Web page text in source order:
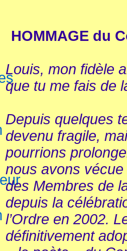
HOMMAGE du
Louis, mon fidèle
que tu me fais de
Depuis quelques
devenu fragile,
pourrions
nous avons
des Membres de
depuis la
l’Ordre en 2002.
définitivement